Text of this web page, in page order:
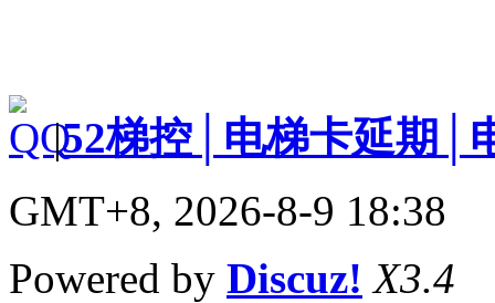
|52梯控│电梯卡延期│
GMT+8, 2026-8-9 18:38
Powered by Discuz! X3.4